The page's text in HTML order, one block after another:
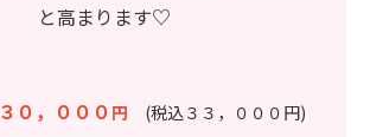
と高まります♡
３０，０００ 円 (税込３３，０００円)